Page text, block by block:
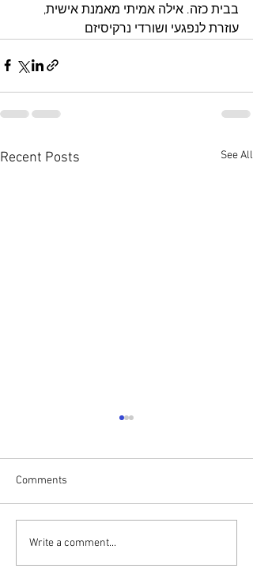
בבית כזה. אילה אמיתי מאמנת אישית,
עוזרת לנפגעי ושורדי נרקיסיזם
Recent Posts See All
במידה ועברנו התעללות
נרקיסיסטית אנחנו צריכים
Comments
Write a comment...